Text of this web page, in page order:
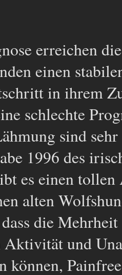
erreichen
einen
in ihrem
schlechte
sind
1996 des
es einen
alten
die
und
können,